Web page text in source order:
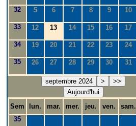
32 5 6 7 8 9 10
33 12 13 14 15 16 17
34 19 20 21 22 23 24
35 26 27 28 29 30 31
septembre 2024 >
>>
Aujourd'hui
Sem
lun. mar. mer. jeu. ven. sam.
35